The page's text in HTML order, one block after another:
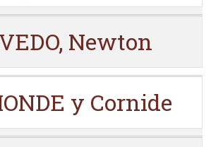
Newton
y Cornide